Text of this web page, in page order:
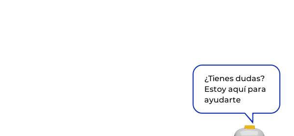
¿Tienes dudas?
Estoy aquí para
ayudarte